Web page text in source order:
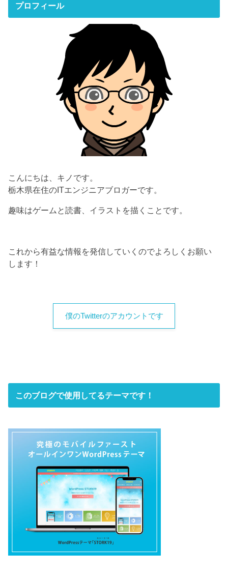
プロフィール
こんにちは、キノです。
栃木県在住のITエンジニアブロガーです。
趣味はゲームと読書、イラストを描くことです。
これから有益な情報を発信していくのでよろしくお願い
します！
僕のTwitterのアカウントです
このブログで使用してるテーマです！